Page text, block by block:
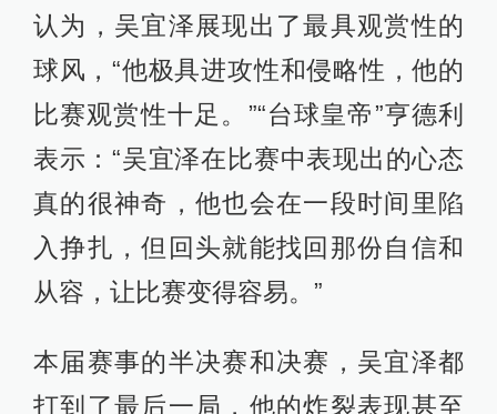
认为，吴宜泽展现出了最具观赏性的
球风，“他极具进攻性和侵略性，他的
比赛观赏性十足。”“台球皇帝”亨德利
表示：“吴宜泽在比赛中表现出的心态
真的很神奇，他也会在一段时间里陷
入挣扎，但回头就能找回那份自信和
从容，让比赛变得容易。”
本届赛事的半决赛和决赛，吴宜泽都
打到了最后一局，他的炸裂表现甚至